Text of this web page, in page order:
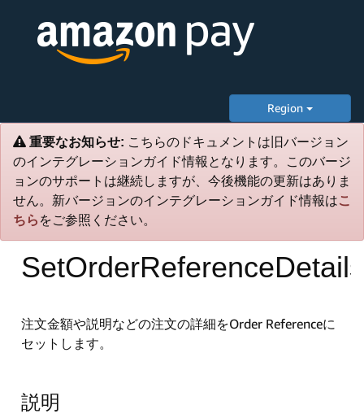
Region
重要なお知らせ: こちらのドキュメントは旧バージョン
のインテグレーションガイド情報となります。このバージ
ョンのサポートは継続しますが、今後機能の更新はありま
せん。新バージョンのインテグレーションガイド情報はこ
ちら をご参照ください。
SetOrderReferenceDetails
注文金額や説明などの注文の詳細をOrder Referenceに
セットします。
説明